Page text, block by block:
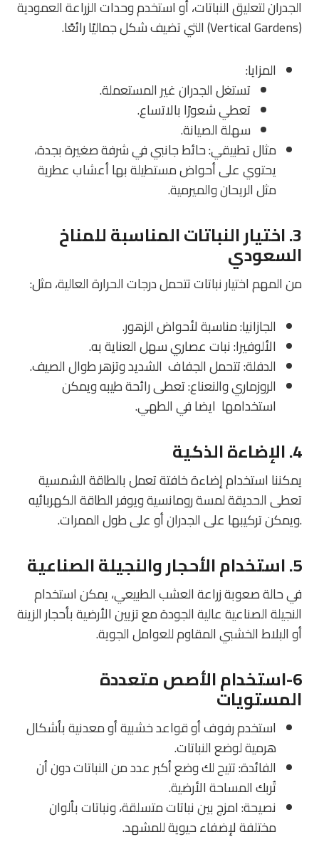
الجدران لتعليق النباتات، أو استخدم وحدات الزراعة العمودية
(Vertical Gardens) التي تضيف شكل جماليًا رائعًا.
المزايا:
تستغل الجدران غير المستعملة.
تعطي شعورًا بالاتساع.
سهلة الصيانة.
مثال تطبيقي: حائط جانبي في شرفة صغيرة بجدة،
يحتوي على أحواض مستطيلة بها أعشاب عطرية
مثل الريحان والميرمية.
3. اختيار النباتات المناسبة للمناخ
السعودي
من المهم اختيار نباتات تتحمل درجات الحرارة العالية، مثل:
الجازانيا: مناسبة لأحواض الزهور.
الألوفيرا: نبات عصاري سهل العناية به.
الدفلة: تتحمل الجفاف الشديد وتزهر طوال الصيف.
الروزماري والنعناع: تعطى رائحة طيبه ويمكن
استخدامها ايضا في الطهي.
4. الإضاءة الذكية
يمكننا استخدام إضاءة خافتة تعمل بالطاقة الشمسية
تعطى الحديقة لمسة رومانسية ويوفر الطاقة الكهربائيه
.ويمكن تركيبها على الجدران أو على طول الممرات.
5. استخدام الأحجار والنجيلة الصناعية
في حالة صعوبة زراعة العشب الطبيعي، يمكن استخدام
النجيلة الصناعية عالية الجودة مع تزيين الأرضية بأحجار الزينة
أو البلاط الخشبي المقاوم للعوامل الجوية.
6-استخدام الأصص متعددة
المستويات
استخدم رفوف أو قواعد خشبية أو معدنية بأشكال
هرمية لوضع النباتات.
الفائدة: تتيح لك وضع أكبر عدد من النباتات دون أن
تُربك المساحة الأرضية.
نصيحة: امزج بين نباتات متسلقة، ونباتات بألوان
مختلفة لإضفاء حيوية للمشهد.